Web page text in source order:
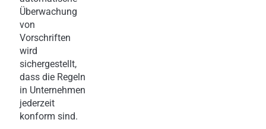
Überwachung
von
Vorschriften
wird
sichergestellt,
dass die Regeln
in Unternehmen
jederzeit
konform sind.